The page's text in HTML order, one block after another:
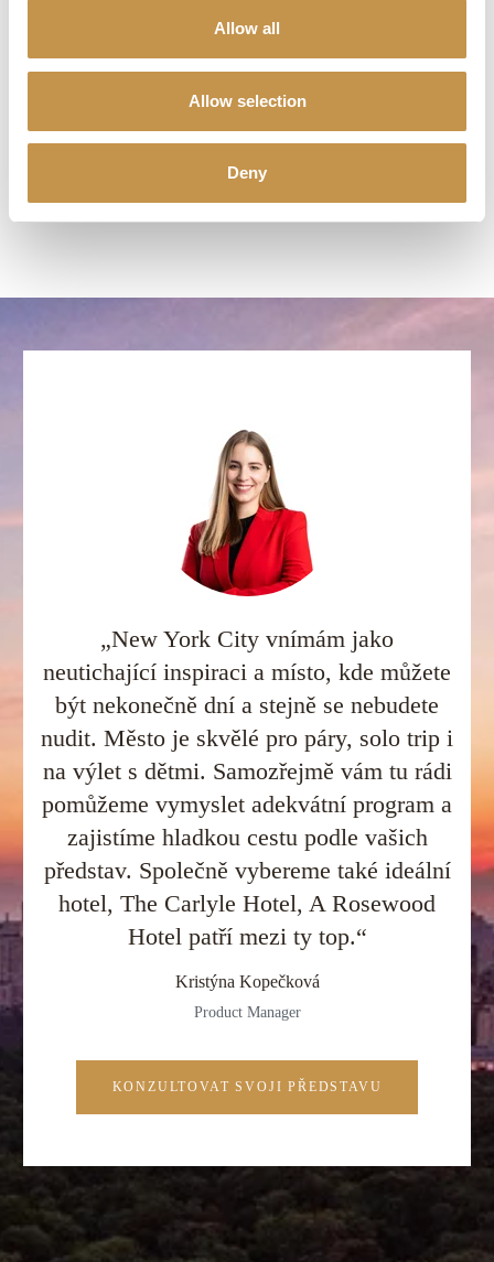
Allow all
Allow selection
Deny
Kontrastní atmosféru nabízí Brooklyn, při západu slunce přejděte
další kapitoly zábavy s rooftop drinkem. Nepřenositelné.
„New York City vnímám jako
neutichající inspiraci a místo, kde můžete
být nekonečně dní a stejně se nebudete
nudit. Město je skvělé pro páry, solo trip i
na výlet s dětmi. Samozřejmě vám tu rádi
pomůžeme vymyslet adekvátní program a
zajistíme hladkou cestu podle vašich
představ. Společně vybereme také ideální
hotel, The Carlyle Hotel, A Rosewood
Hotel patří mezi ty top.“
Kristýna Kopečková
Product Manager
KONZULTOVAT SVOJI PŘEDSTAVU